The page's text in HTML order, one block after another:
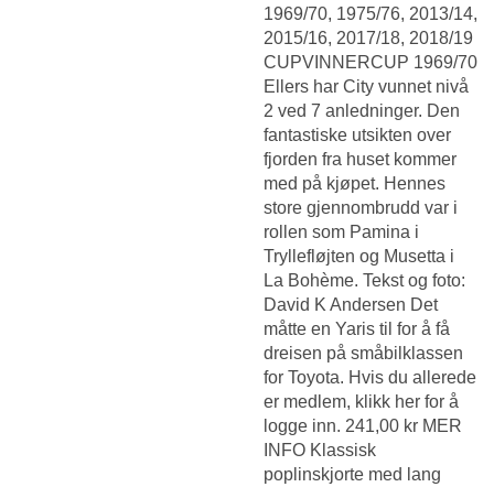
1969/70, 1975/76, 2013/14,
2015/16, 2017/18, 2018/19
CUPVINNERCUP 1969/70
Ellers har City vunnet nivå
2 ved 7 anledninger. Den
fantastiske utsikten over
fjorden fra huset kommer
med på kjøpet. Hennes
store gjennombrudd var i
rollen som Pamina i
Tryllefløjten og Musetta i
La Bohème. Tekst og foto:
David K Andersen Det
måtte en Yaris til for å få
dreisen på småbilklassen
for Toyota. Hvis du allerede
er medlem, klikk her for å
logge inn. 241,00 kr MER
INFO Klassisk
poplinskjorte med lang